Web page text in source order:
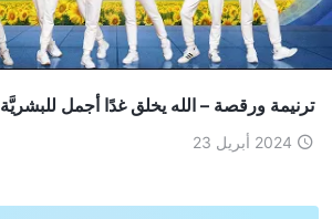
ترنيمة ورقصة – الله يخلق غدًا أجمل للبشريَّة
2024 أبريل 23